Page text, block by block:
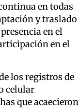
en todas
y traslado
en el
en el
los registros de
celular
que acaecieron